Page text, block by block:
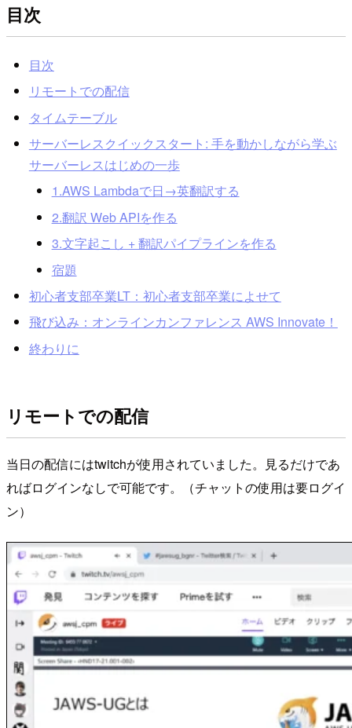
目次
目次
リモートでの配信
タイムテーブル
サーバーレスクイックスタート: 手を動かしながら学ぶ
サーバーレスはじめの一歩
1.AWS Lambdaで日→英翻訳する
2.翻訳 Web APIを作る
3.文字起こし + 翻訳パイプラインを作る
宿題
初心者支部卒業LT：初心者支部卒業によせて
飛び込み：オンラインカンファレンス AWS Innovate！
終わりに
リモートでの配信
当日の配信にはtwitchが使用されていました。見るだけであ
ればログインなしで可能です。（チャットの使用は要ログイ
ン）